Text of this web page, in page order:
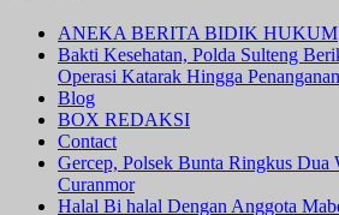
ANEKA BERITA BIDIK HUKUM
Bakti Kesehatan, Polda Sulteng
Operasi Katarak Hingga
Blog
BOX REDAKSI
Contact
Gercep, Polsek Bunta Ringkus Dua
Curanmor
Halal Bi halal Dengan Anggota